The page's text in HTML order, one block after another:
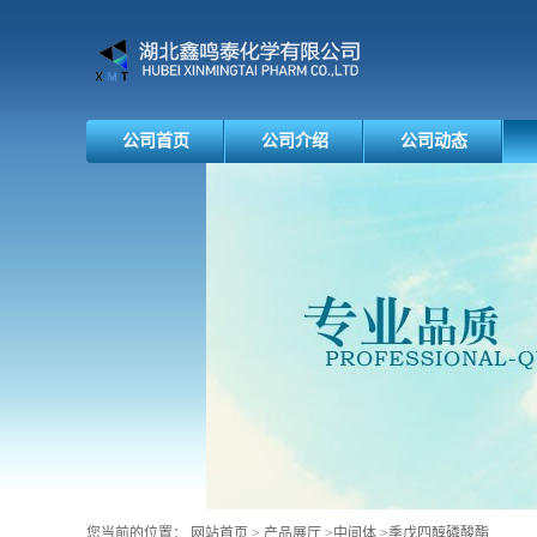
公司首页 公司介绍 公司动态
您当前的位置： 网站首页 > 产品展厅 >中间体 >季戊四醇磷酸酯